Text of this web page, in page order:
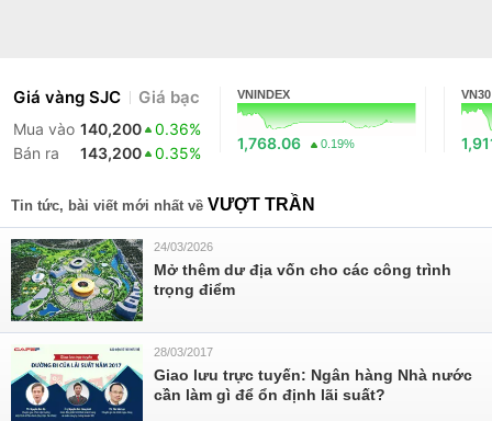
Giá vàng SJC Giá bạc
Mua vào 140,200
0.36%
Bán ra
143,200 0.35%
VNINDEX
1,768.06 0.19%
VN30
Tin tức, bài viết mới nhất về VƯỢT TRẦN
24/03/2026
Mở thêm dư địa vốn cho các công trình
trọng điểm
28/03/2017
Giao lưu trực tuyến: Ngân hàng Nhà nước
cần làm gì để ổn định lãi suất?